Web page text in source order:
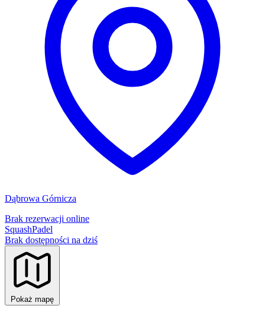
Dąbrowa Górnicza
Brak rezerwacji online
SquashPadel
Brak dostępności na dziś
Pokaż mapę